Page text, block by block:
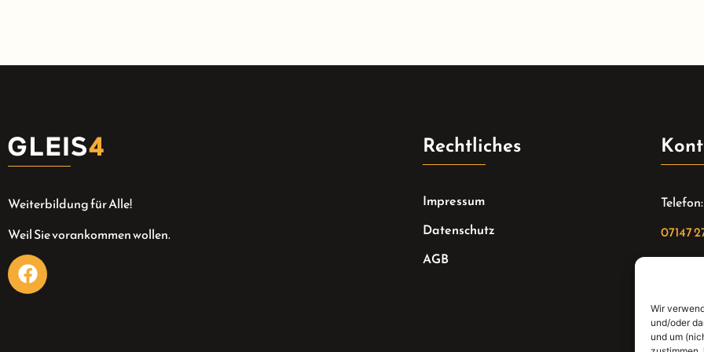
Wir
und/oder
und um
Weiterbildung für Alle!
Weil Sie vorankommen wollen.
Rechtliches
Impressum
Datenschutz
AGB
Telefon:
07147
Email: